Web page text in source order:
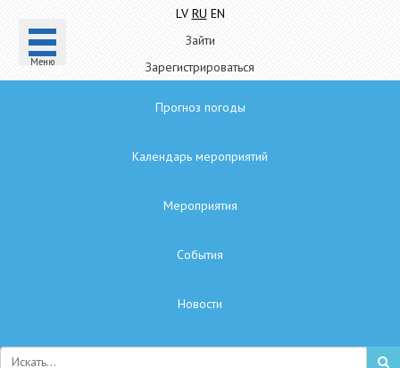
Mеню
LV RU EN
Зайти
Зарегистрироваться
Прогноз погоды
Календарь мероприятий
Мероприятия
Cобытия
Hовости